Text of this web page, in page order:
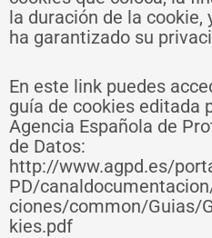
la duración de la cookie,
ha garantizado su
En este link puedes
guía de cookies editada
Agencia Española de
de Datos:
http://www.agpd.es/
PD/
ciones/common/Guias/
kies.pdf